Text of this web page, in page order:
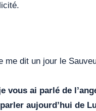
me dit un jour le
vous ai parlé de
aujourd’hui de